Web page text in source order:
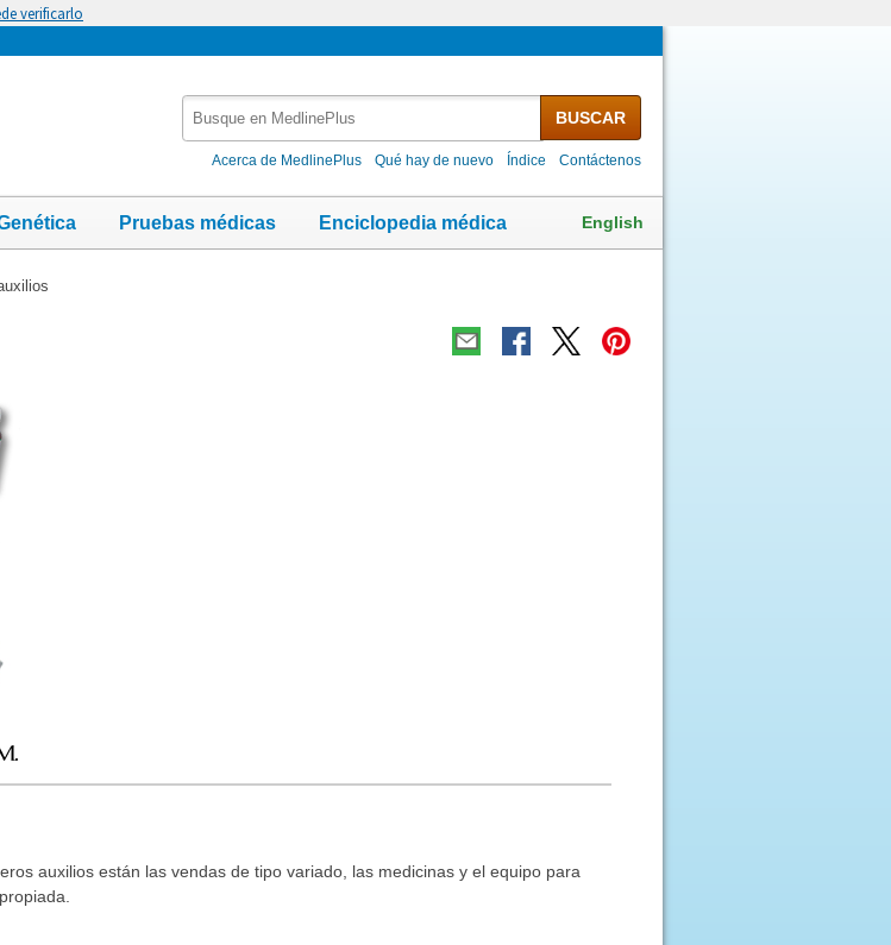
verificarlo
MedlinePlus
BUSCAR
Acerca de MedlinePlus Qué hay de nuevo Índice Contáctenos
Pruebas médicas Enciclopedia médica English
auxilios están las vendas de tipo variado, las medicinas y el equipo para